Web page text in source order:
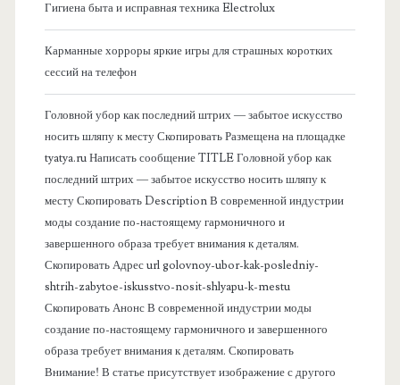
Гигиена быта и исправная техника Electrolux
Карманные хорроры яркие игры для страшных коротких
сессий на телефон
Головной убор как последний штрих — забытое искусство
носить шляпу к месту Скопировать Размещена на площадке
tyatya.ru Написать сообщение TITLE Головной убор как
последний штрих — забытое искусство носить шляпу к
месту Скопировать Description В современной индустрии
моды создание по-настоящему гармоничного и
завершенного образа требует внимания к деталям.
Скопировать Адрес url golovnoy-ubor-kak-posledniy-
shtrih-zabytoe-iskusstvo-nosit-shlyapu-k-mestu
Скопировать Анонс В современной индустрии моды
создание по-настоящему гармоничного и завершенного
образа требует внимания к деталям. Скопировать
Внимание! В статье присутствует изображение с другого